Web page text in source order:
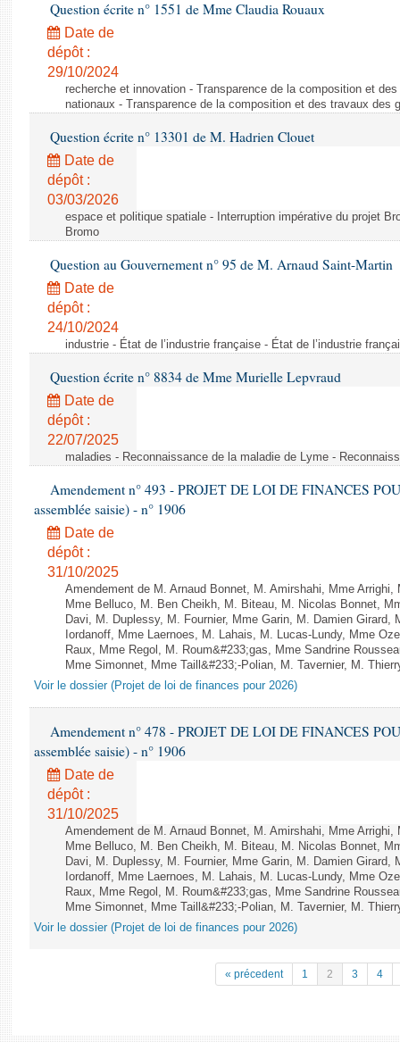
Question écrite n° 1551 de Mme Claudia Rouaux
Date de
dépôt :
29/10/2024
recherche et innovation - Transparence de la composition et
nationaux - Transparence de la composition et des travaux des
Question écrite n° 13301 de M. Hadrien Clouet
Date de
dépôt :
03/03/2026
espace et politique spatiale - Interruption impérative du projet
Bromo
Question au Gouvernement n° 95 de M. Arnaud Saint-Martin
Date de
dépôt :
24/10/2024
industrie - État de l’industrie française - État de l’industrie
Question écrite n° 8834 de Mme Murielle Lepvraud
Date de
dépôt :
22/07/2025
maladies - Reconnaissance de la maladie de Lyme -
Amendement n° 493 - PROJET DE LOI DE FINANCES
assemblée saisie) - n° 1906
Date de
dépôt :
31/10/2025
Amendement de M. Arnaud Bonnet, M. Amirshahi, Mme
Mme Belluco, M. Ben Cheikh, M. Biteau, M. Nicolas Bonnet,
Davi, M. Duplessy, M. Fournier, Mme Garin, M. Damien Girard,
Iordanoff, Mme Laernoes, M. Lahais, M. Lucas-Lundy, Mme
Raux, Mme Regol, M. Roum&#233;gas, Mme Sandrine
Mme Simonnet, Mme Taill&#233;-Polian, M. Tavernier, M.
Voir le dossier (Projet de loi de finances pour 2026)
Amendement n° 478 - PROJET DE LOI DE FINANCES
assemblée saisie) - n° 1906
Date de
dépôt :
31/10/2025
Amendement de M. Arnaud Bonnet, M. Amirshahi, Mme
Mme Belluco, M. Ben Cheikh, M. Biteau, M. Nicolas Bonnet,
Davi, M. Duplessy, M. Fournier, Mme Garin, M. Damien Girard,
Iordanoff, Mme Laernoes, M. Lahais, M. Lucas-Lundy, Mme
Raux, Mme Regol, M. Roum&#233;gas, Mme Sandrine
Mme Simonnet, Mme Taill&#233;-Polian, M. Tavernier, M.
Voir le dossier (Projet de loi de finances pour 2026)
« précedent 1 2 3 4